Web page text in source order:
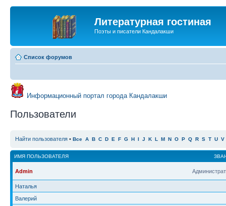
Литературная гостиная
Поэты и писатели Кандалакши
Список форумов
Информационный портал города Кандалакши
Пользователи
Найти пользователя • Все A B C D E F G H I J K L M N O P Q R S T U V
ИМЯ ПОЛЬЗОВАТЕЛЯ
Admin
Наталья
Валерий